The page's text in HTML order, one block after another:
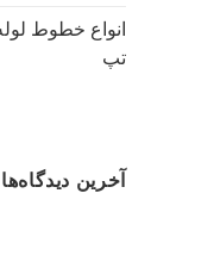
انواع خطوط
تپ
آخرین دیدگاه‌ها